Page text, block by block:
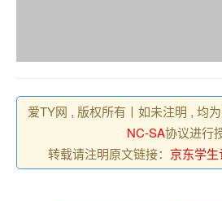
爱TY网 , 版权所有丨如未注明 , 均
NC-SA协议进行
转载请注明原文链接： 京东学